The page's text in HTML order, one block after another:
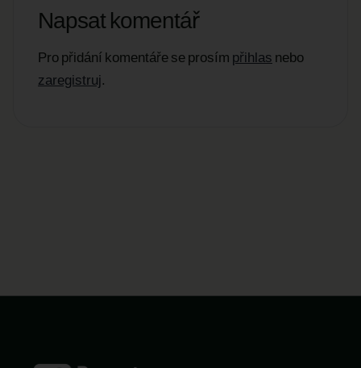
Napsat komentář
Pro přidání komentáře se prosím přihlas nebo
zaregistruj.